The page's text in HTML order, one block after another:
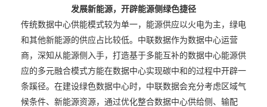
发展新能源，开辟能源侧绿色捷径
传统数据中心供能模式较为单一，能源供应以火电为主，绿电
和其他新能源的供应占比较低。中联数据作为数据中心运营
商，深知从能源侧入手，打造基于多能互补的数据中心能源供
应的多元融合模式方能在数据中心实现碳中和的过程中开辟一
条蹊径。在建设绿色数据中心时，中联数据会充分考虑区域气
候条件、新能源资源，通过优化整合数据中心供给侧、输配